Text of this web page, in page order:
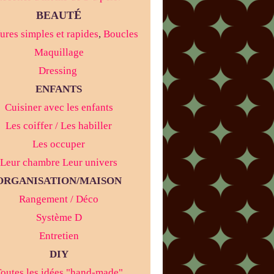
BEAUTÉ
simples et rapides, Boucles
Maquillage
Dressing
ENFANTS
Cuisiner avec les enfants
Les coiffer / Les habiller
Les occuper
Leur chambre Leur univers
MAISON
Rangement / Déco
Système D
Entretien
DIY